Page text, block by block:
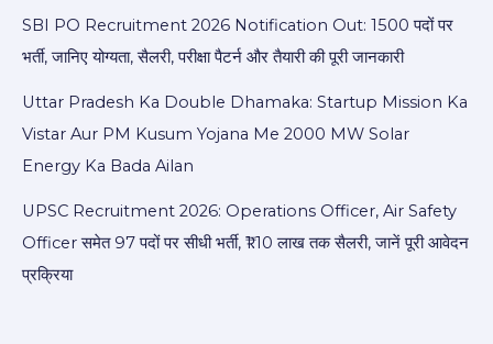
SBI PO Recruitment 2026 Notification Out: 1500 पदों पर
भर्ती, जानिए योग्यता, सैलरी, परीक्षा पैटर्न और तैयारी की पूरी जानकारी
Uttar Pradesh Ka Double Dhamaka: Startup Mission Ka
Vistar Aur PM Kusum Yojana Me 2000 MW Solar
Energy Ka Bada Ailan
UPSC Recruitment 2026: Operations Officer, Air Safety
Officer समेत 97 पदों पर सीधी भर्ती, ₹1.10 लाख तक सैलरी, जानें पूरी आवेदन
प्रक्रिया